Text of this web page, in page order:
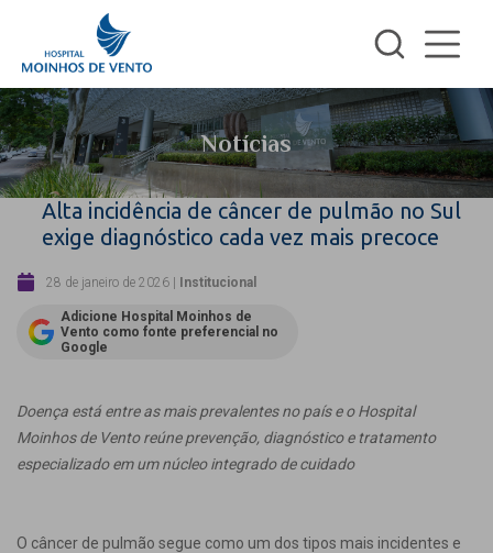
Notícias
Alta incidência de câncer de pulmão no Sul
exige diagnóstico cada vez mais precoce
28 de janeiro de 2026 | Institucional
Adicione Hospital Moinhos de
Vento como fonte preferencial no
Google
Doença está entre as mais prevalentes no país e o Hospital
Moinhos de Vento reúne prevenção, diagnóstico e tratamento
especializado em um núcleo integrado de cuidado
O câncer de pulmão segue como um dos tipos mais incidentes e